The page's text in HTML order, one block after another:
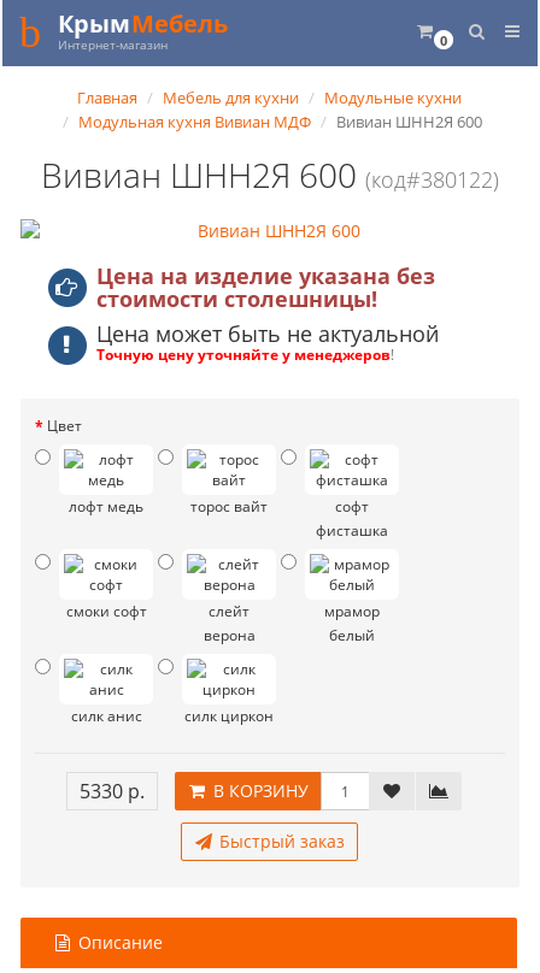
0
КрымМебель
Интернет-магазин
Главная Мебель для кухни
Модульные кухни
Модульная кухня Вивиан МДФ
Вивиан ШНН2Я 600
Вивиан ШНН2Я 600 (код#380122)
Цена на изделие указана без
стоимости столешницы!
Цена может быть не актуальной
Точную цену уточняйте у менеджеров!
Цвет
лофт медь торос вайт
софт
фисташка
смоки софт
слейт
верона
мрамор
белый
силк анис силк циркон
5330 р. В КОРЗИНУ
Быстрый заказ
Описание